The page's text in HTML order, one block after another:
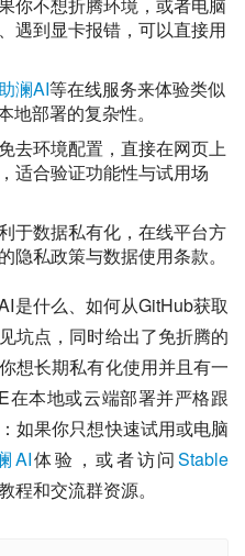
遇到显卡报错，可以直接用
澜AI等在线服务来体验类似
地部署的复杂性。
去环境配置，直接在网页上
适合验证功能性与试用场
于数据私有化，在线平台方
隐私政策与数据使用条款。
是什么、如何从GitHub获取
坑点，同时给出了免折腾的
想长期私有化使用并且有一
在本地或云端部署并严格跟
如果你只想快速试用或电脑
AI体验，或者访问Stable
程和交流群资源。